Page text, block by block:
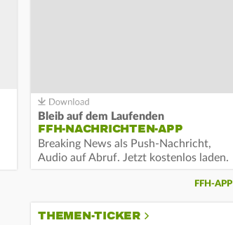
Bleib auf dem Laufenden
FFH-NACHRICHTEN-APP
Breaking News als Push-Nachricht,
Audio auf Abruf. Jetzt kostenlos laden.
FFH-APP
THEMEN-TICKER